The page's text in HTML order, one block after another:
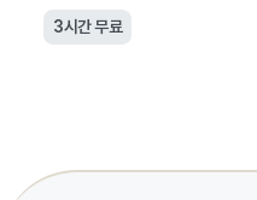
3시간 무료